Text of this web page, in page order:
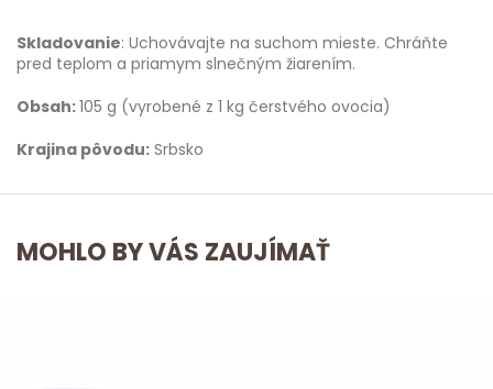
Skladovanie: Uchovávajte na suchom mieste. Chráňte
pred teplom a priamym slnečným žiarením.
Obsah:105 g (vyrobené z 1 kg čerstvého ovocia)
Krajina pôvodu: Srbsko
MOHLO BY VÁS ZAUJÍMAŤ